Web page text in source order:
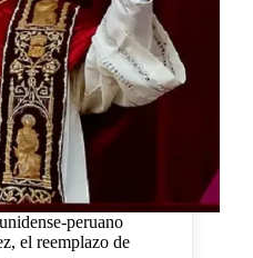
peruano
el reemplazo de